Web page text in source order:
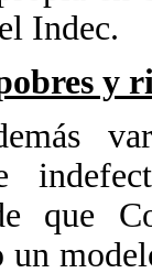
Indec.
y
que
un